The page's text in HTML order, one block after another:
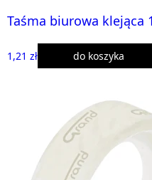
Taśma biurowa klejąca
1,21 zł do koszyka